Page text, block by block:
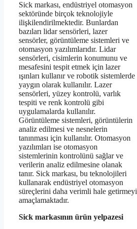
Sick markası, endüstriyel otomasyon
sektöründe birçok teknolojiyle
ilişkilendirilmektedir. Bunlardan
bazıları lidar sensörleri, lazer
sensörler, görüntüleme sistemleri ve
otomasyon yazılımlarıdır. Lidar
sensörleri, cisimlerin konumunu ve
mesafesini tespit etmek için lazer
ışınları kullanır ve robotik sistemlerde
yaygın olarak kullanılır. Lazer
sensörleri, yüzey kontrolü, varlık
tespiti ve renk kontrolü gibi
uygulamalarda kullanılır.
Görüntüleme sistemleri, görüntülerin
analiz edilmesi ve nesnelerin
tanınması için kullanılır. Otomasyon
yazılımları ise otomasyon
sistemlerinin kontrolünü sağlar ve
verilerin analiz edilmesine olanak
tanır. Sick markası, bu teknolojileri
kullanarak endüstriyel otomasyon
süreçlerini daha verimli hale getirmeyi
amaçlamaktadır.
Sick markasının ürün yelpazesi